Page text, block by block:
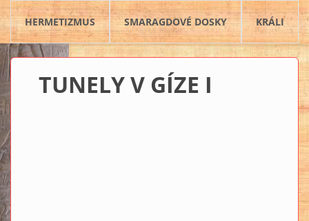
HERMETIZMUS SMARAGDOVÉ DOSKY KRÁLI
TUNELY V GÍZE I